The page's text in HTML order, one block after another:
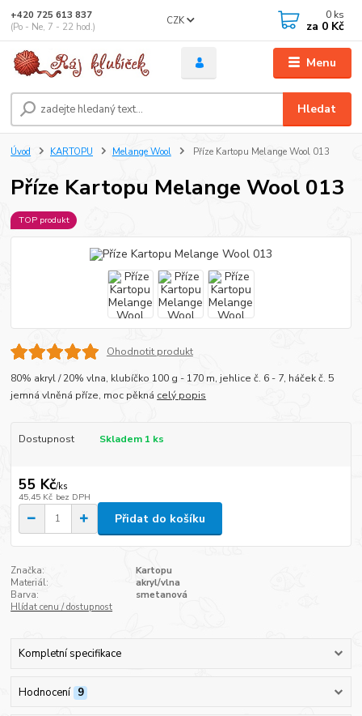
Menu
CZK
Hledat
+420 725 613 837
(Po - Ne, 7 - 22 hod.)
0 ks
za 0 Kč
Úvod KARTOPU Melange Wool Příze Kartopu Melange Wool 013
Příze Kartopu Melange Wool 013
TOP produkt
Ohodnotit produkt
80% akryl / 20% vlna, klubíčko 100 g - 170 m, jehlice č. 6 - 7, háček č. 5
jemná vlněná příze, moc pěkná celý popis
Dostupnost Skladem 1 ks
55 Kč/ks
45,45 Kč bez DPH
Přidat do košíku
Značka:
Kartopu
Materiál:
akryl/vlna
Barva:
smetanová
Hlídat cenu / dostupnost
Kompletní specifikace
Hodnocení 9